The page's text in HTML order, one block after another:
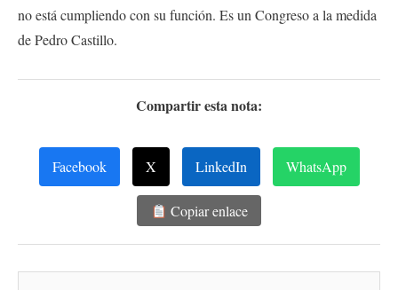
no está cumpliendo con su función. Es un Congreso a la medida
de Pedro Castillo.
Compartir esta nota:
Facebook X LinkedIn WhatsApp
Copiar enlace